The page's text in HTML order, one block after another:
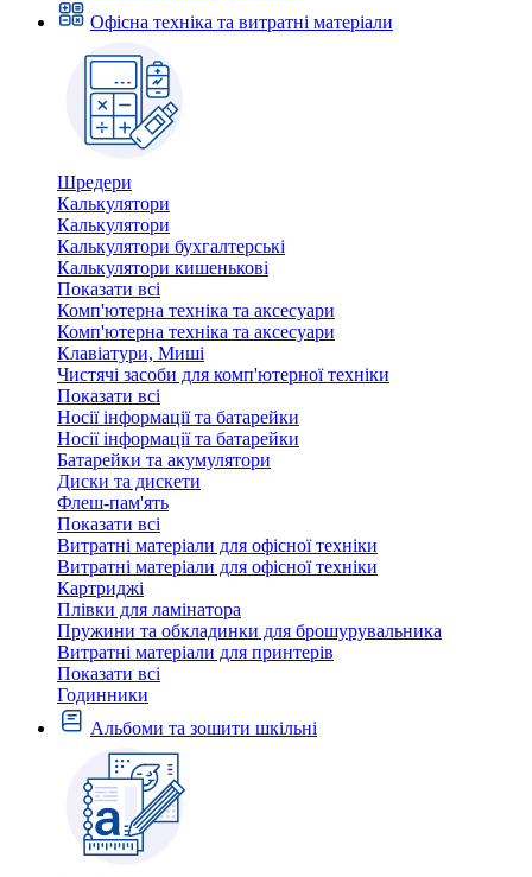
Офісна техніка та витратні матеріали
Шредери
Калькулятори
Калькулятори
Калькулятори бухгалтерські
Калькулятори кишенькові
Показати всі
Комп'ютерна техніка та аксесуари
Комп'ютерна техніка та аксесуари
Клавіатури, Миші
Чистячі засоби для комп'ютерної техніки
Показати всі
Носії інформації та батарейки
Носії інформації та батарейки
Батарейки та акумулятори
Диски та дискети
Флеш-пам'ять
Показати всі
Витратні матеріали для офісної техніки
Витратні матеріали для офісної техніки
Картриджi
Плівки для ламінатора
Пружини та обкладинки для брошурувальника
Витратні матеріали для принтерів
Показати всі
Годинники
Альбоми та зошити шкільні